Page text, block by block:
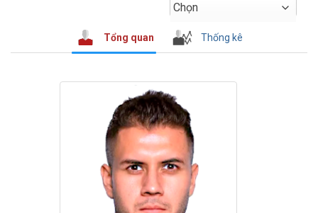
Chọn
Tổng quan Thống kê